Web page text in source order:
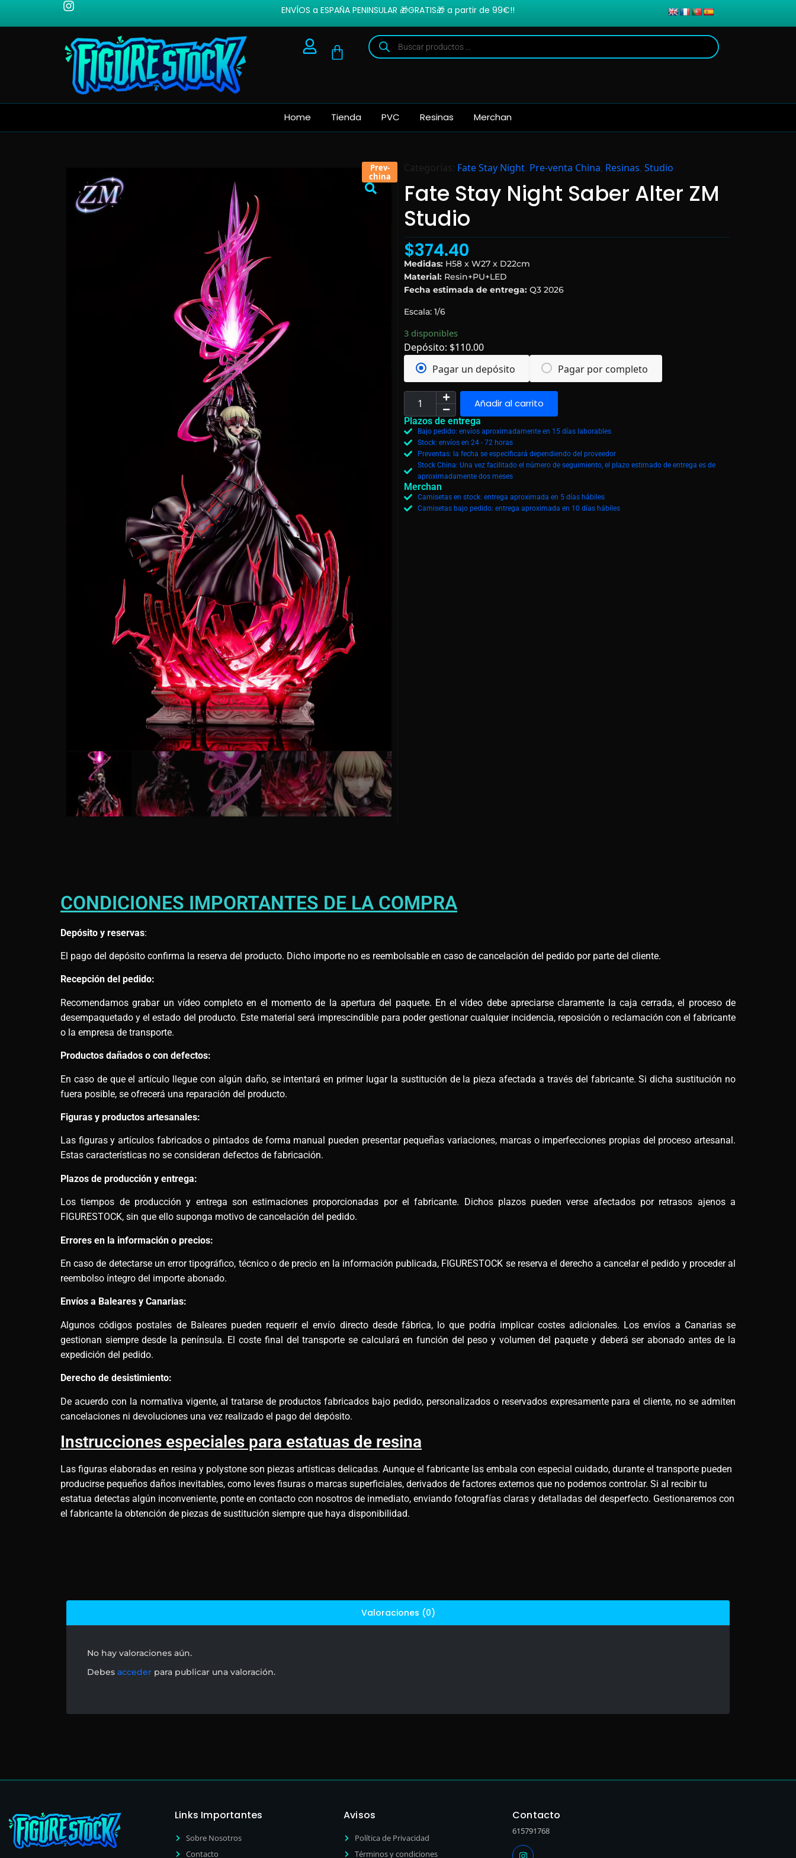
ENVÍOS a ESPAÑA PENINSULAR 🎁GRATIS🎁 a partir de 99€!!
Home Tienda PVC Resinas Merchan
Prev-
china
Categorías: Fate Stay Night Pre-venta China Resinas Studio
Fate Stay Night Saber Alter ZM
Studio
$374.40
Medidas: H58 x W27 x D22cm
Material: Resin+PU+LED
Fecha estimada de entrega: Q3 2026
Escala: 1/6
3 disponibles
Depósito: $110.00
Pagar por completo
Pagar un depósito
Añadir al carrito
Plazos de entrega
Bajo pedido: envíos aproximadamente en 15 días laborables
Stock: envíos en 24 - 72 horas
Preventas: la fecha se especificará dependiendo del proveedor
Stock China: Una vez facilitado el número de seguimiento, el plazo estimado de entrega es de
aproximadamente dos meses
Merchan
Camisetas en stock: entrega aproximada en 5 días hábiles
Camisetas bajo pedido: entrega aproximada en 10 días hábiles
CONDICIONES IMPORTANTES DE LA COMPRA
Depósito y reservas:
El pago del depósito confirma la reserva del producto. Dicho importe no es reembolsable en caso de cancelación del pedido por parte del cliente.
Recepción del pedido:
Recomendamos grabar un vídeo completo en el momento de la apertura del paquete. En el vídeo debe apreciarse claramente la caja cerrada, el proceso de
desempaquetado y el estado del producto. Este material será imprescindible para poder gestionar cualquier incidencia, reposición o reclamación con el fabricante
o la empresa de transporte.
Productos dañados o con defectos:
En caso de que el artículo llegue con algún daño, se intentará en primer lugar la sustitución de la pieza afectada a través del fabricante. Si dicha sustitución no
fuera posible, se ofrecerá una reparación del producto.
Figuras y productos artesanales:
Las figuras y artículos fabricados o pintados de forma manual pueden presentar pequeñas variaciones, marcas o imperfecciones propias del proceso artesanal.
Estas características no se consideran defectos de fabricación.
Plazos de producción y entrega:
Los tiempos de producción y entrega son estimaciones proporcionadas por el fabricante. Dichos plazos pueden verse afectados por retrasos ajenos a
FIGURESTOCK, sin que ello suponga motivo de cancelación del pedido.
Errores en la información o precios:
En caso de detectarse un error tipográfico, técnico o de precio en la información publicada, FIGURESTOCK se reserva el derecho a cancelar el pedido y proceder al
reembolso íntegro del importe abonado.
Envíos a Baleares y Canarias:
Algunos códigos postales de Baleares pueden requerir el envío directo desde fábrica, lo que podría implicar costes adicionales. Los envíos a Canarias se
gestionan siempre desde la península. El coste final del transporte se calculará en función del peso y volumen del paquete y deberá ser abonado antes de la
expedición del pedido.
Derecho de desistimiento:
De acuerdo con la normativa vigente, al tratarse de productos fabricados bajo pedido, personalizados o reservados expresamente para el cliente, no se admiten
cancelaciones ni devoluciones una vez realizado el pago del depósito.
Instrucciones especiales para estatuas de resina
Las figuras elaboradas en resina y polystone son piezas artísticas delicadas. Aunque el fabricante las embala con especial cuidado, durante el transporte pueden
producirse pequeños daños inevitables, como leves fisuras o marcas superficiales, derivados de factores externos que no podemos controlar. Si al recibir tu
estatua detectas algún inconveniente, ponte en contacto con nosotros de inmediato, enviando fotografías claras y detalladas del desperfecto. Gestionaremos con
el fabricante la obtención de piezas de sustitución siempre que haya disponibilidad.
Valoraciones (0)
No hay valoraciones aún.
Debes acceder para publicar una valoración.
Links Importantes
Sobre Nosotros
Contacto
Avisos
Política de Privacidad
Términos y condiciones
Contacto
615791768